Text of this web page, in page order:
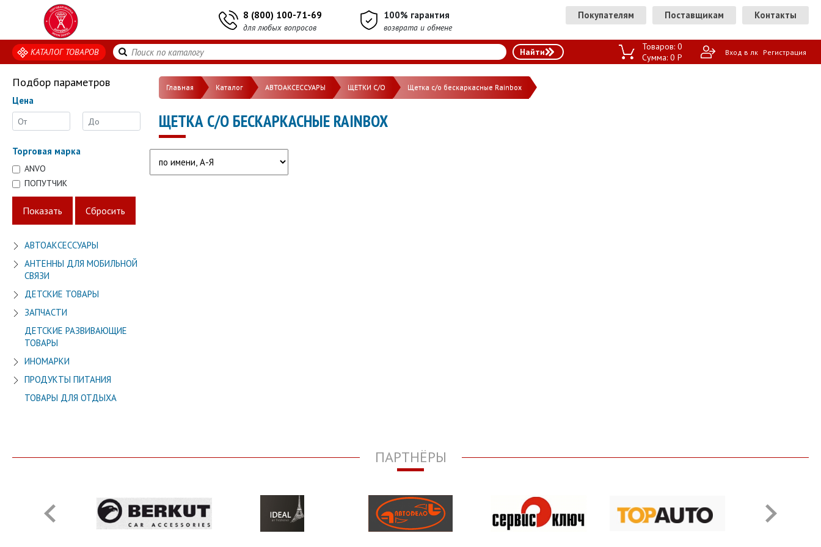
8 (800) 100-71-69
для любых вопросов
100% гарантия
возврата и обмене
Покупателям Поставщикам Контакты
КАТАЛОГ ТОВАРОВ Товаров: 0
Сумма: 0 P Вход в лк Регистрация
Подбор параметров
Цена
Торговая марка
ANVO
ПОПУТЧИК
АВТОАКСЕССУАРЫ
АНТЕННЫ ДЛЯ МОБИЛЬНОЙ
СВЯЗИ
ДЕТСКИЕ ТОВАРЫ
ЗАПЧАСТИ
ДЕТСКИЕ РАЗВИВАЮЩИЕ
ТОВАРЫ
ИНОМАРКИ
ПРОДУКТЫ ПИТАНИЯ
ТОВАРЫ ДЛЯ ОТДЫХА
Главная Каталог АВТОАКСЕССУАРЫ ЩЕТКИ С/О Щетка с/о бескаркасные Rainbox
ЩЕТКА С/О БЕСКАРКАСНЫЕ RAINBOX
ПАРТНЁРЫ